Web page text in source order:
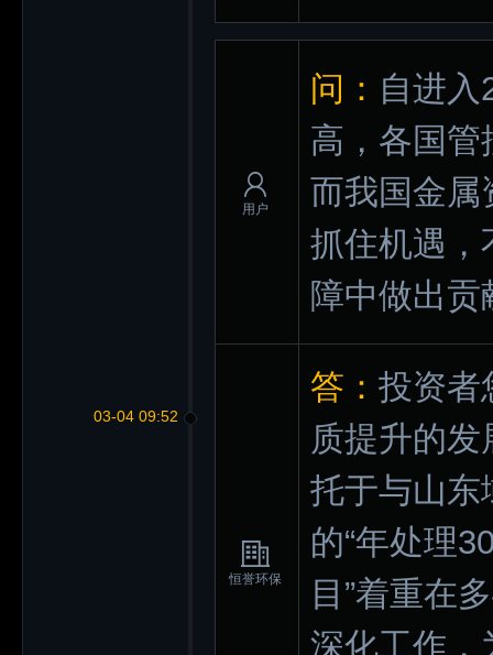
03-04 09:52
用户
问： 自进
高，各国管
而我国金属
抓住机遇，
障中做出贡
恒誉环保
答： 投资者
质提升的
托于与山东
的“年处理
目”着重在
深化工作，